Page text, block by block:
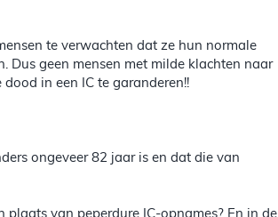
te verwachten dat ze hun normale
Dus geen mensen met milde klachten naar
in een IC te garanderen!!
ongeveer 82 jaar is en dat die van
van peperdure IC-opnames? En in de